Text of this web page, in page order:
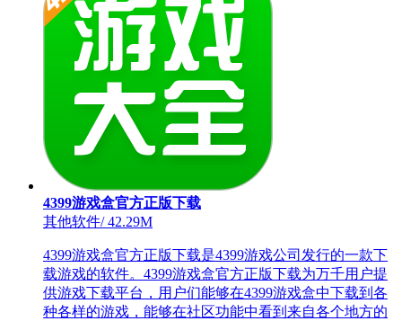
4399游戏盒官方正版下载
其他软件/42.29M
4399游戏盒官方正版下载是4399游戏公司发行的一款下
载游戏的软件。4399游戏盒官方正版下载为万千用户提
供游戏下载平台，用户们能够在4399游戏盒中下载到各
种各样的游戏，能够在社区功能中看到来自各个地方的